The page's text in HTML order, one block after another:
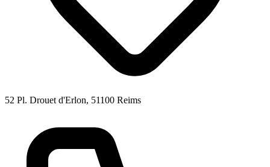
52 Pl. Drouet d'Erlon, 51100 Reims